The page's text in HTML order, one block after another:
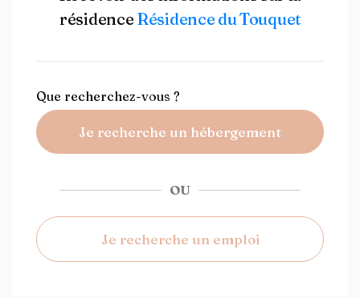
résidence Résidence du Touquet
Que recherchez-vous ?
Je recherche un hébergement
OU
Je recherche un emploi